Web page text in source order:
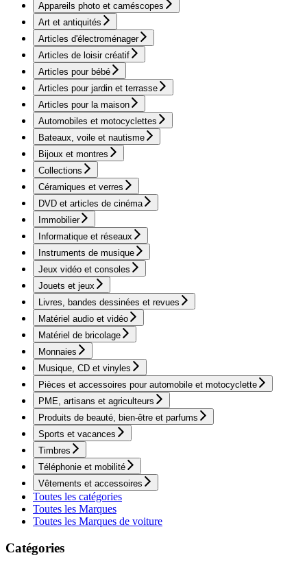
Appareils photo et caméscopes
Art et antiquités
Articles d'électroménager
Articles de loisir créatif
Articles pour bébé
Articles pour jardin et terrasse
Articles pour la maison
Automobiles et motocyclettes
Bateaux, voile et nautisme
Bijoux et montres
Collections
Céramiques et verres
DVD et articles de cinéma
Immobilier
Informatique et réseaux
Instruments de musique
Jeux vidéo et consoles
Jouets et jeux
Livres, bandes dessinées et revues
Matériel audio et vidéo
Matériel de bricolage
Monnaies
Musique, CD et vinyles
Pièces et accessoires pour automobile et motocyclette
PME, artisans et agriculteurs
Produits de beauté, bien-être et parfums
Sports et vacances
Timbres
Téléphonie et mobilité
Vêtements et accessoires
Toutes les catégories
Toutes les Marques
Toutes les Marques de voiture
Catégories